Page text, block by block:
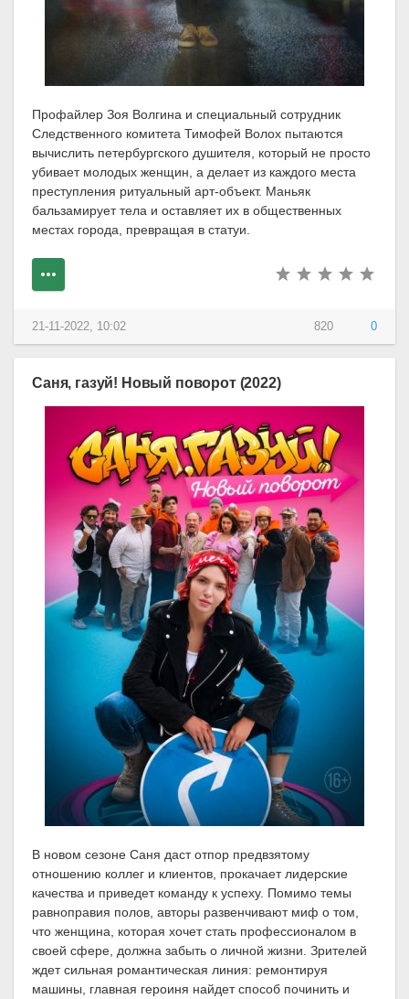
Профайлер Зоя Волгина и специальный сотрудник
Следственного комитета Тимофей Волох пытаются
вычислить петербургского душителя, который не просто
убивает молодых женщин, а делает из каждого места
преступления ритуальный арт-объект. Маньяк
бальзамирует тела и оставляет их в общественных
местах города, превращая в статуи.
820 0
21-11-2022, 10:02
Саня, газуй! Новый поворот (2022)
В новом сезоне Саня даст отпор предвзятому
отношению коллег и клиентов, прокачает лидерские
качества и приведет команду к успеху. Помимо темы
равноправия полов, авторы развенчивают миф о том,
что женщина, которая хочет стать профессионалом в
своей сфере, должна забыть о личной жизни. Зрителей
ждет сильная романтическая линия: ремонтируя
машины, главная героиня найдет способ починить и